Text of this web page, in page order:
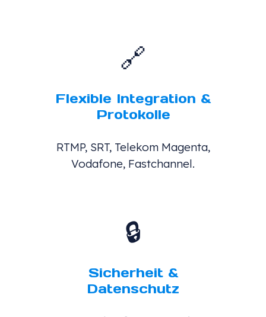
🔗
Flexible Integration &
Protokolle
RTMP, SRT, Telekom Magenta,
Vodafone, Fastchannel.
🔒
Sicherheit &
Datenschutz